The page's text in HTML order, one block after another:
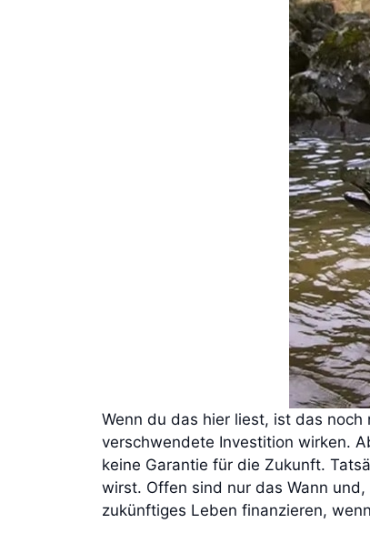
Wenn du das hier liest, ist das
verschwendete Investition wirken.
keine Garantie für die Zukunft.
wirst. Offen sind nur das Wann
zukünftiges Leben finanzieren,